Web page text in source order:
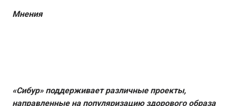
Мнения
«Сибур» поддерживает различные проекты,
направленные на популяризацию здорового образа